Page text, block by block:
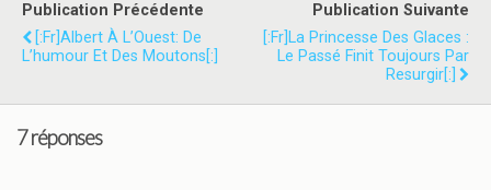
Publication Précédente
[:fr]Albert À L’Ouest: De
L’humour Et Des Moutons[:]
Publication Suivante
[:fr]La Princesse Des Glaces :
Le Passé Finit Toujours Par
Resurgir[:]
7 réponses